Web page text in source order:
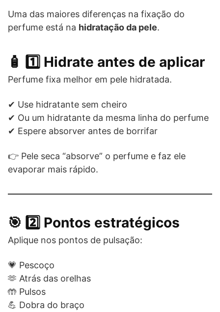
Uma das maiores diferenças na fixação do
perfume está na hidratação da pele.
🧴 1️⃣ Hidrate antes de aplicar
Perfume fixa melhor em pele hidratada.
✔ Use hidratante sem cheiro
✔ Ou um hidratante da mesma linha do perfume
✔ Espere absorver antes de borrifar
👉 Pele seca “absorve” o perfume e faz ele
evaporar mais rápido.
🎯 2️⃣ Pontos estratégicos
Aplique nos pontos de pulsação:
💗 Pescoço
🫶 Atrás das orelhas
🤲 Pulsos
💪 Dobra do braço